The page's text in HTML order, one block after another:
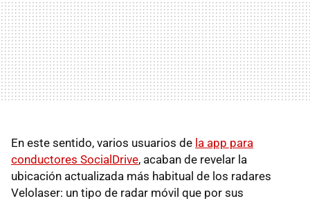
En este sentido, varios usuarios de la app para
conductores SocialDrive, acaban de revelar la
ubicación actualizada más habitual de los radares
Velolaser: un tipo de radar móvil que por sus